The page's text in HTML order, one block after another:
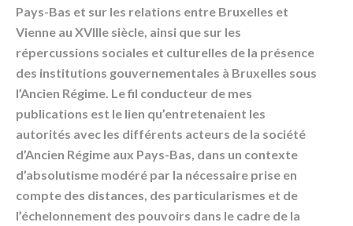
Pays-Bas et sur les relations entre Bruxelles et
Vienne au XVIIIe siècle, ainsi que sur les
répercussions sociales et culturelles de la présence
des institutions gouvernementales à Bruxelles sous
l’Ancien Régime. Le fil conducteur de mes
publications est le lien qu’entretenaient les
autorités avec les différents acteurs de la société
d’Ancien Régime aux Pays-Bas, dans un contexte
d’absolutisme modéré par la nécessaire prise en
compte des distances, des particularismes et de
l’échelonnement des pouvoirs dans le cadre de la